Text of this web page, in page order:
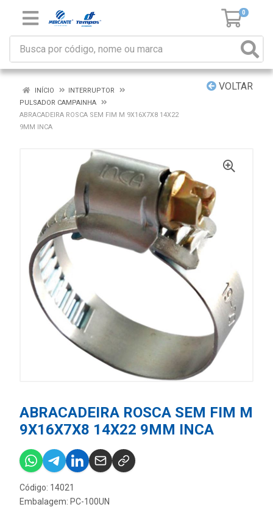
0
VOLTAR
INÍCIO
INTERRUPTOR
PULSADOR CAMPAINHA
ABRACADEIRA ROSCA SEM FIM M 9X16X7X8 14X22
9MM INCA
ABRACADEIRA ROSCA SEM FIM M
9X16X7X8 14X22 9MM INCA
Código: 14021
Embalagem: PC-100UN